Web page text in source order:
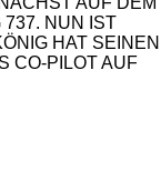
737. NUN IST
HAT SEINEN
CO-PILOT AUF